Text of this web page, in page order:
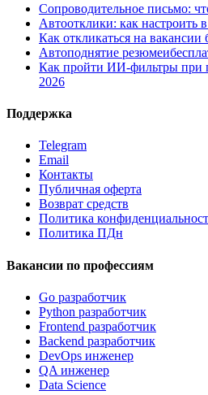
Сопроводительное письмо:
Автоотклики: как настроить
Как откликаться на
Автоподнятие
Как пройти ИИ-фильтры при
2026
Поддержка
Telegram
Email
Контакты
Публичная оферта
Возврат средств
Политика
Политика ПДн
Вакансии по профессиям
Go разработчик
Python разработчик
Frontend разработчик
Backend разработчик
DevOps инженер
QA инженер
Data Science